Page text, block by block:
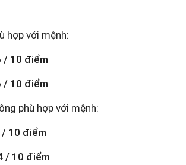
hợp với mệnh:
/ 10 điểm
/ 10 điểm
phù hợp với mệnh:
/ 10 điểm
/ 10 điểm